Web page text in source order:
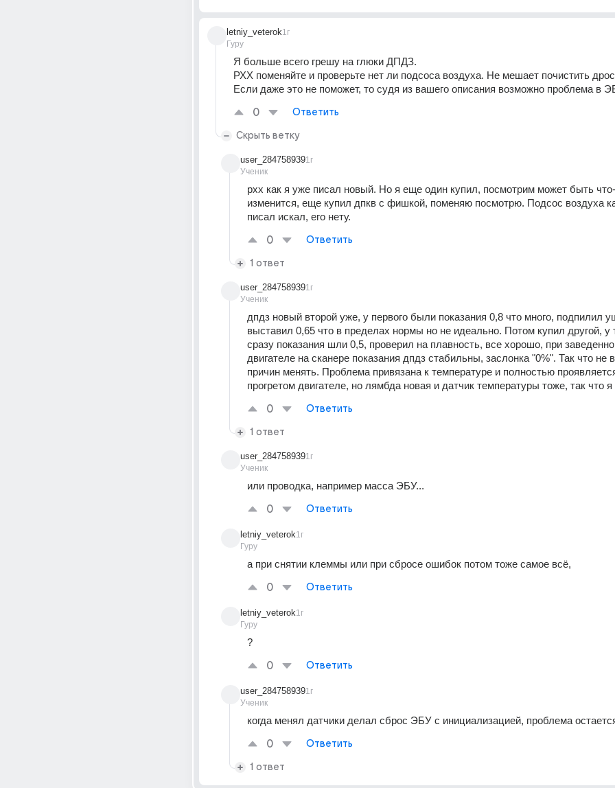
letniy_veterok
Гуру
1г
Я больше всего грешу на глюки ДПДЗ.
РХХ поменяйте и проверьте нет ли подсоса воздуха. Не мешает почистить
Если даже это не поможет, то судя из вашего описания возможно проблема в
0 Ответить
Скрыть ветку
user_284758939
Ученик
1г
рхх как я уже писал новый. Но я еще один купил, посмотрим может быть
изменится, еще купил дпкв с фишкой, поменяю посмотрю. Подсос воздуха
писал искал, его нету.
0 Ответить
1 ответ
user_284758939
Ученик
1г
дпдз новый второй уже, у первого были показания 0,8 что много, подпилил
выставил 0,65 что в пределах нормы но не идеально. Потом купил другой, у
сразу показания шли 0,5, проверил на плавность, все хорошо, при
двигателе на сканере показания дпдз стабильны, заслонка "0%". Так что не
причин менять. Проблема привязана к температуре и полностью
прогретом двигателе, но лямбда новая и датчик температуры тоже, так что я
0 Ответить
1 ответ
user_284758939
Ученик
1г
или проводка, например масса ЭБУ...
0 Ответить
letniy_veterok
Гуру
1г
а при снятии клеммы или при сбросе ошибок потом тоже самое всё,
0 Ответить
letniy_veterok
Гуру
1г
?
0 Ответить
user_284758939
Ученик
1г
когда менял датчики делал сброс ЭБУ с инициализацией, проблема
0 Ответить
1 ответ